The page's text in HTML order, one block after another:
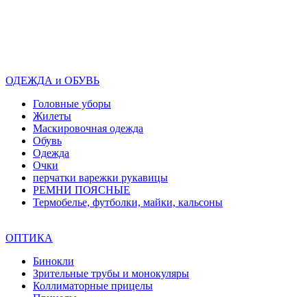
ОДЕЖДА и ОБУВЬ
Головные уборы
Жилеты
Маскировочная одежда
Обувь
Одежда
Очки
перчатки варежки рукавицы
РЕМНИ ПОЯСНЫЕ
Термобелье, футболки, майки, кальсоны
ОПТИКА
Бинокли
Зрительные трубы и монокуляры
Коллиматорные прицелы